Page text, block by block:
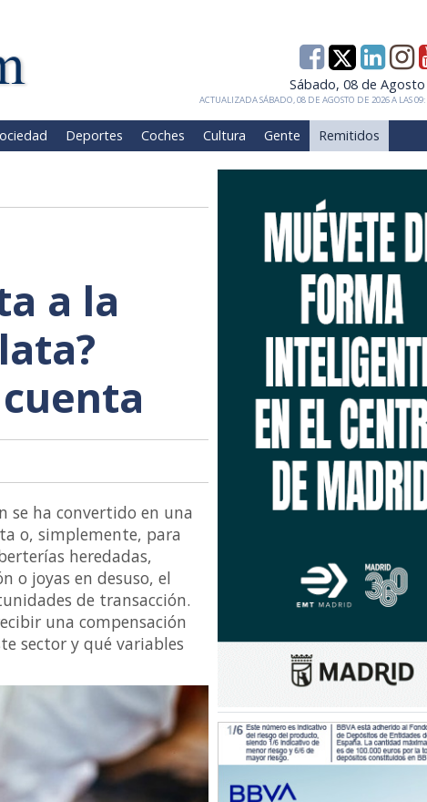
Sábado, 08 de
ACTUALIZADA SÁBADO, 08 DE AGOSTO DE 2026 A LAS
Deportes Coches Cultura Gente Remitidos
a la
se ha convertido en una
o, simplemente, para
heredadas,
o joyas en desuso, el
de transacción.
una compensación
sector y qué variables